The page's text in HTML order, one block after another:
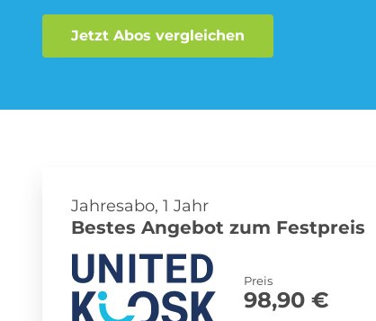
Sprachlern App Abo
Jetzt Abos vergleichen
Jahresabo, 1 Jahr
Bestes Angebot zum Festpreis
Preis
98,90 €